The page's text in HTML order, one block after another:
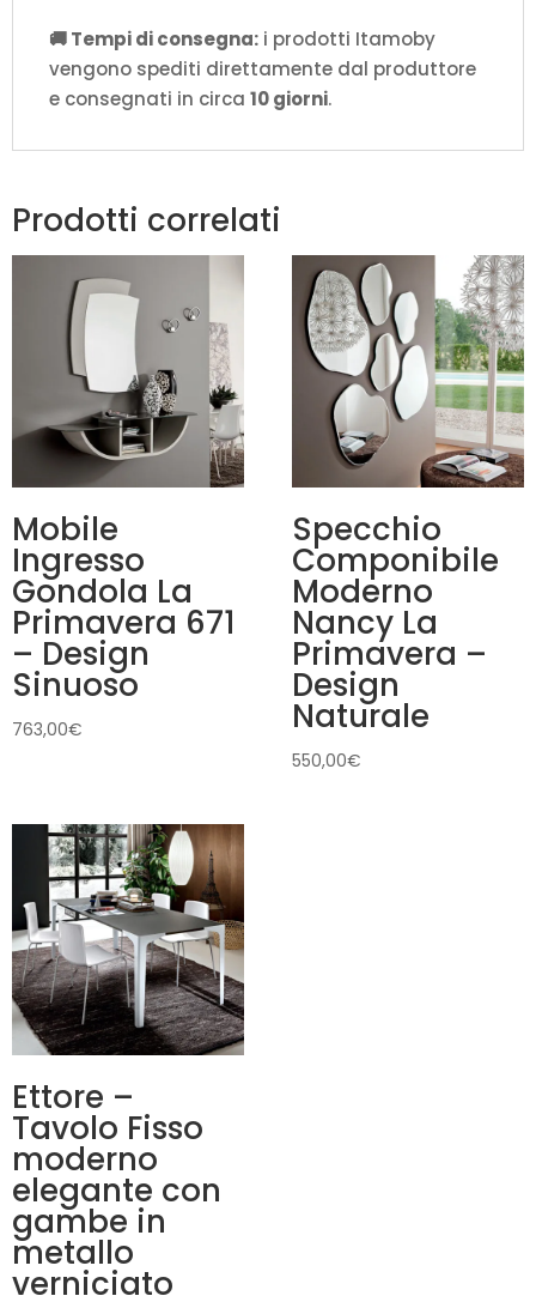
🚚 Tempi di consegna: i prodotti Itamoby
vengono spediti direttamente dal produttore
e consegnati in circa 10 giorni.
Prodotti correlati
Mobile
Ingresso
Gondola La
Primavera 671
– Design
Sinuoso
763,00€
Specchio
Componibile
Moderno
Nancy La
Primavera –
Design
Naturale
550,00€
Ettore –
Tavolo Fisso
moderno
elegante con
gambe in
metallo
verniciato